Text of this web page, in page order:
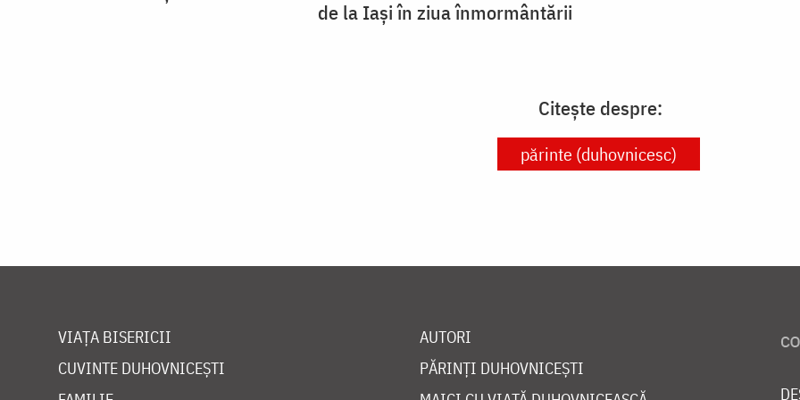
de la Iași în ziua înmormântării
Citește despre:
părinte (duhovnicesc)
VIAȚA BISERICII
CUVINTE DUHOVNICEȘTI
AUTORI
PĂRINȚI DUHOVNICEȘTI